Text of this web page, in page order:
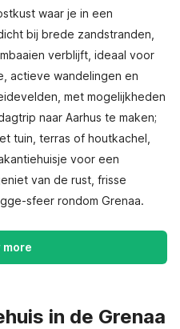
waar je in een
bij brede zandstranden,
verblijft, ideaal voor
actieve wandelingen en
met mogelijkheden
naar Aarhus te maken;
tuin, terras of houtkachel,
voor een
van de rust, frisse
sfeer rondom Grenaa.
more
in de Grenaa